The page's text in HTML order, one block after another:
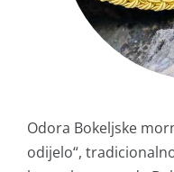
Odora Bokeljske
odijelo“,